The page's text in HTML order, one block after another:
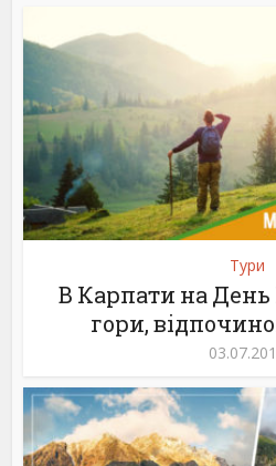
Тури
В Карпати на День
гори,